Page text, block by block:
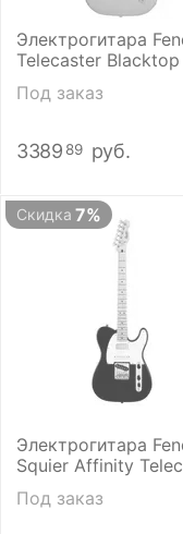
Электрогитара
Telecaster Blacktop
MN Silver
Под заказ
3389 89 руб.
Скидка 7%
Электрогитара
Squier Affinity
Под заказ